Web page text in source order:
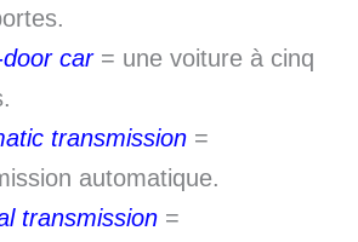
car= une voiture à cinq
transmission =
automatique.
transmission =